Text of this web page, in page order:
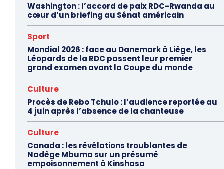
Washington : l’accord de paix RDC-Rwanda au
cœur d’un briefing au Sénat américain
Sport
Mondial 2026 : face au Danemark à Liège, les
Léopards de la RDC passent leur premier
grand examen avant la Coupe du monde
Culture
Procès de Rebo Tchulo : l’audience reportée au
4 juin après l’absence de la chanteuse
Culture
Canada : les révélations troublantes de
Nadège Mbuma sur un présumé
empoisonnement à Kinshasa